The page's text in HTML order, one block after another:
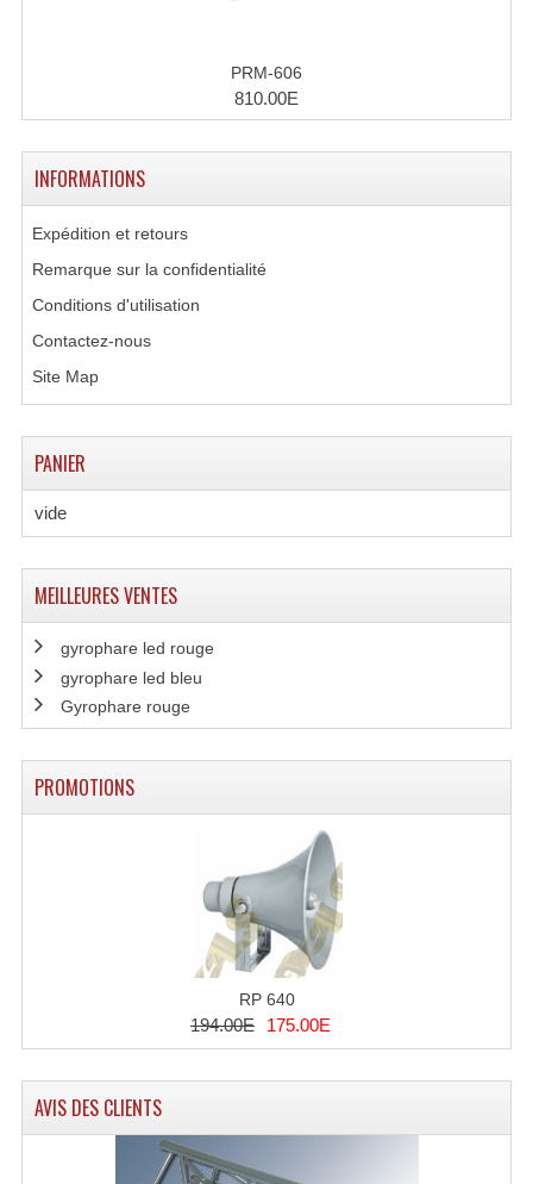
Microphones Filaires
Micro Sans Fil HF VHF 200MHZ
Microphones De Surface
Système Sans Fil In-Ear Monitoring
Controleurs DJ USB / MP3
Consoles Sono Et Studio
Consoles Numériques
Consoles Amplifiées
Lumière
Boules À Facettes
Changeurs De Couleurs
Laser Multi-Points
PRM-606
810.00E
INFORMATIONS
Expédition et retours
Remarque sur la confidentialité
Conditions d'utilisation
Contactez-nous
Site Map
PANIER
vide
MEILLEURES VENTES
gyrophare led rouge
gyrophare led bleu
Gyrophare rouge
PROMOTIONS
RP 640
194.00E 175.00E
AVIS DES CLIENTS